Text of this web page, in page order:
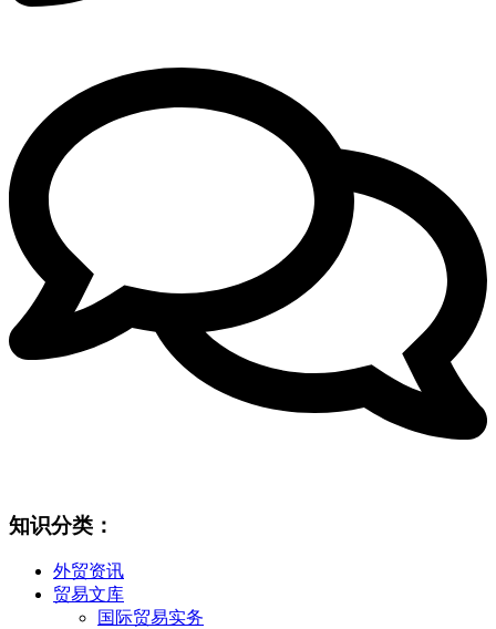
知识分类：
外贸资讯
贸易文库
国际贸易实务